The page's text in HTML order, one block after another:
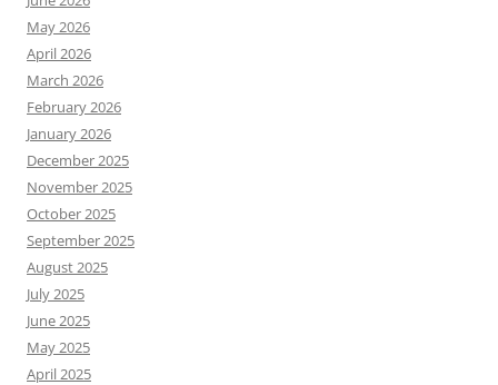
May 2026
April 2026
March 2026
February 2026
January 2026
December 2025
November 2025
October 2025
September 2025
August 2025
July 2025
June 2025
May 2025
April 2025